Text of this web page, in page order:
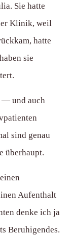
Sie hatte
Klinik, weil
hatte
sie
— und auch
sind genau
überhaupt.
Aufenthalt
denke ich ja
Beruhigendes.